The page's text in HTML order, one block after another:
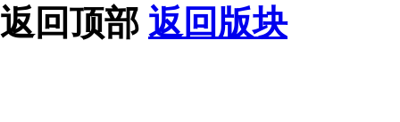
返回顶部 返回版块